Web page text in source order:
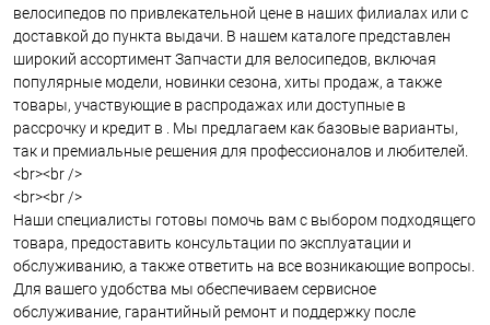
велосипедов по привлекательной цене в наших филиалах или с
доставкой до пункта выдачи. В нашем каталоге представлен
широкий ассортимент Запчасти для велосипедов, включая
популярные модели, новинки сезона, хиты продаж, а также
товары, участвующие в распродажах или доступные в
рассрочку и кредит в . Мы предлагаем как базовые варианты,
так и премиальные решения для профессионалов и любителей.
<br><br />
<br><br />
Наши специалисты готовы помочь вам с выбором подходящего
товара, предоставить консультации по эксплуатации и
обслуживанию, а также ответить на все возникающие вопросы.
Для вашего удобства мы обеспечиваем сервисное
обслуживание, гарантийный ремонт и поддержку после